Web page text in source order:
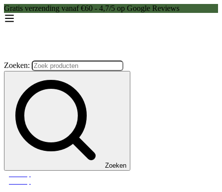
Gratis verzending vanaf €60 - 4,7/5 op Google Reviews
Zoeken:
Zoeken